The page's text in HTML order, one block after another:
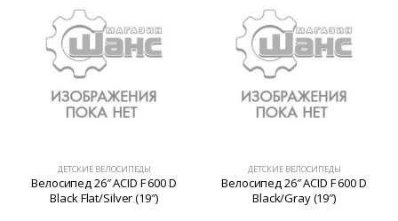
ДЕТСКИЕ ВЕЛОСИПЕДЫ
Велосипед 26″ ACID F 600 D
Black Flat/Silver (19″)
ДЕТСКИЕ ВЕЛОСИПЕДЫ
Велосипед 26″ ACID F 600 D
Black/Gray (19″)